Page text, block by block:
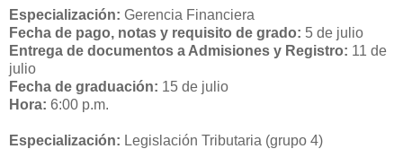
Especialización: Gerencia Financiera
Fecha de pago, notas y requisito de grado: 5 de julio
Entrega de documentos a Admisiones y Registro: 11 de
julio
Fecha de graduación: 15 de julio
Hora: 6:00 p.m.
Especialización: Legislación Tributaria (grupo 4)